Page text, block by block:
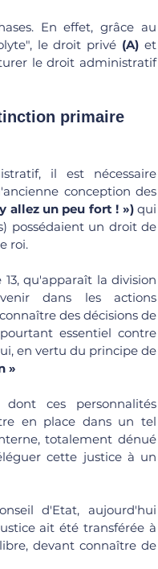
En effet, grâce au
le droit privé (A) et
se consacrer une véritable hiérarchie de normes, capable ainsi de structurer le droit administratif
il est nécessaire
conception des
allez un peu fort ! ») qui
possédaient un droit de
roi.
qu'apparaît la division
dans les actions
des décisions de
essentiel contre
en vertu du principe de
»
ces personnalités
en place dans un tel
totalement dénué
cette justice à un
d'Etat, aujourd'hui
ait été transférée à
devant connaître de